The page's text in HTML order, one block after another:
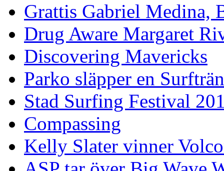
Grattis Gabriel Medina,
Drug Aware Margaret
Discovering Mavericks
Parko släpper en
Stad Surfing Festival
Compassing
Kelly Slater vinner